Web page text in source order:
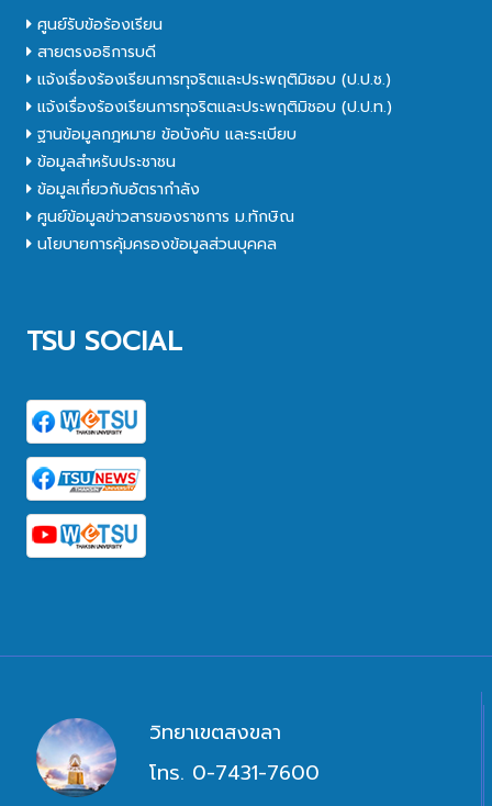
ศูนย์รับข้อร้องเรียน
สายตรงอธิการบดี
แจ้งเรื่องร้องเรียนการทุจริตและประพฤติมิชอบ (ป.ป.ช.)
แจ้งเรื่องร้องเรียนการทุจริตและประพฤติมิชอบ (ป.ป.ท.)
ฐานข้อมูลกฎหมาย ข้อบังคับ และระเบียบ
ข้อมูลสำหรับประชาชน
ข้อมูลเกี่ยวกับอัตรากำลัง
ศูนย์ข้อมูลข่าวสารของราชการ ม.ทักษิณ
นโยบายการคุ้มครองข้อมูลส่วนบุคคล
TSU SOCIAL
วิทยาเขตสงขลา
โทร. 0-7431-7600